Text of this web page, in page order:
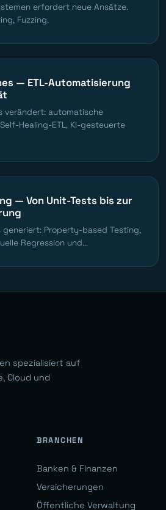
erfordert neue Ansätze.
Fuzzing.
— ETL-Automatisierung
verändert: automatische
Healing-ETL, KI-gesteuerte
— Von Unit-Tests bis zur
generiert: Property-based Testing,
Regression und...
spezialisiert auf
Cloud und
BRANCHEN
Banken & Finanzen
Versicherungen
Öffentliche Verwaltung